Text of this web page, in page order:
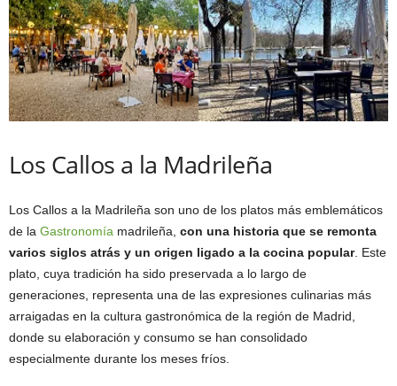
Los Callos a la Madrileña
Los Callos a la Madrileña son uno de los platos más emblemáticos
de la Gastronomía madrileña, con una historia que se remonta
varios siglos atrás y un origen ligado a la cocina popular. Este
plato, cuya tradición ha sido preservada a lo largo de
generaciones, representa una de las expresiones culinarias más
arraigadas en la cultura gastronómica de la región de Madrid,
donde su elaboración y consumo se han consolidado
especialmente durante los meses fríos.